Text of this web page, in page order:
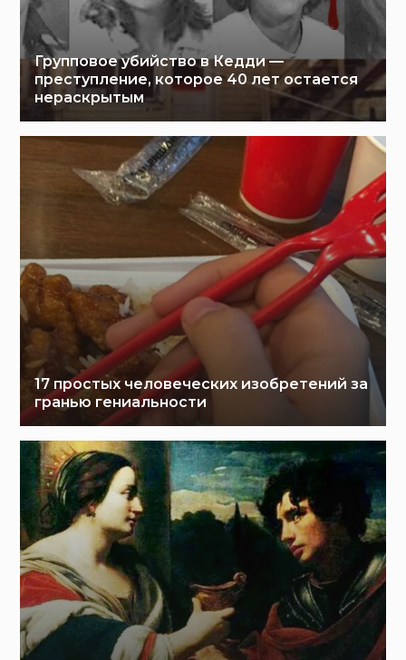
Групповое убийство в Кедди —
преступление, которое 40 лет остается
нераскрытым
17 простых человеческих изобретений за
гранью гениальности